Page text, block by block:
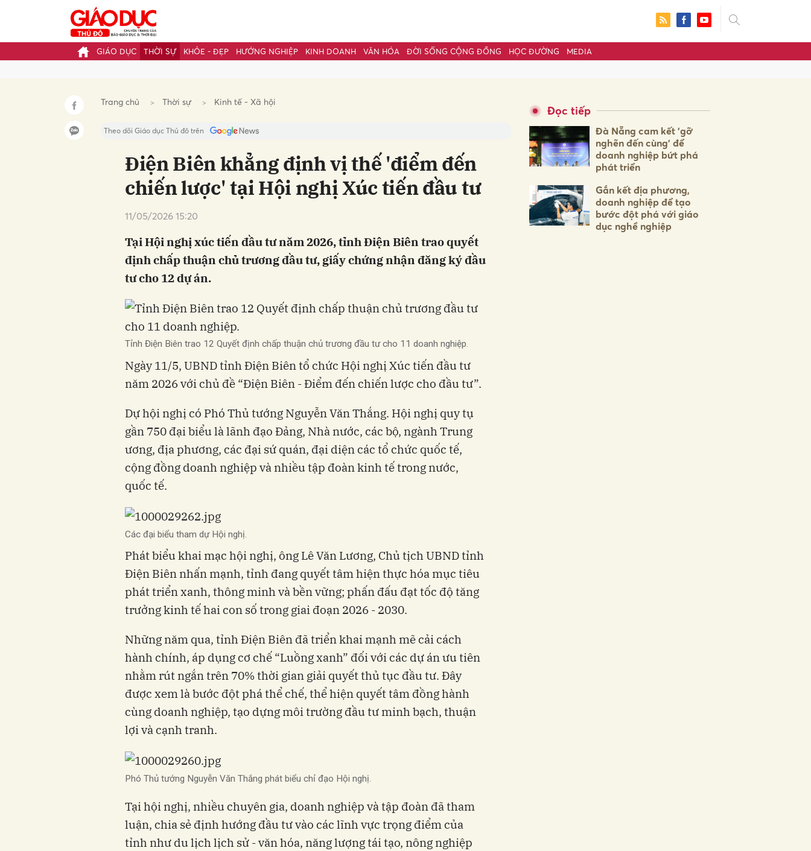
GIÁO DỤC THỜI SỰ KHỎE - ĐẸP HƯỚNG NGHIỆP KINH DOANH VĂN HÓA ĐỜI SỐNG CỘNG ĐỒNG HỌC ĐƯỜNG MEDIA
Trang chủ Thời sự Kinh tế - Xã hội
Theo dõi Giáo dục Thủ đô trên
Điện Biên khẳng định vị thế 'điểm đến
chiến lược' tại Hội nghị Xúc tiến đầu tư
11/05/2026 15:20
Tại Hội nghị xúc tiến đầu tư năm 2026, tỉnh Điện Biên trao quyết
định chấp thuận chủ trương đầu tư, giấy chứng nhận đăng ký đầu
tư cho 12 dự án.
Tỉnh Điện Biên trao 12 Quyết định chấp thuận chủ trương đầu tư cho 11 doanh nghiệp.
Ngày 11/5, UBND tỉnh Điện Biên tổ chức Hội nghị Xúc tiến đầu tư
năm 2026 với chủ đề “Điện Biên - Điểm đến chiến lược cho đầu tư”.
Dự hội nghị có Phó Thủ tướng Nguyễn Văn Thắng. Hội nghị quy tụ
gần 750 đại biểu là lãnh đạo Đảng, Nhà nước, các bộ, ngành Trung
ương, địa phương, các đại sứ quán, đại diện các tổ chức quốc tế,
cộng đồng doanh nghiệp và nhiều tập đoàn kinh tế trong nước,
quốc tế.
Các đại biểu tham dự Hội nghị.
Phát biểu khai mạc hội nghị, ông Lê Văn Lương, Chủ tịch UBND tỉnh
Điện Biên nhấn mạnh, tỉnh đang quyết tâm hiện thực hóa mục tiêu
phát triển xanh, thông minh và bền vững; phấn đấu đạt tốc độ tăng
trưởng kinh tế hai con số trong giai đoạn 2026 - 2030.
Những năm qua, tỉnh Điện Biên đã triển khai mạnh mẽ cải cách
hành chính, áp dụng cơ chế “Luồng xanh” đối với các dự án ưu tiên
nhằm rút ngắn trên 70% thời gian giải quyết thủ tục đầu tư. Đây
được xem là bước đột phá thể chế, thể hiện quyết tâm đồng hành
cùng doanh nghiệp, tạo dựng môi trường đầu tư minh bạch, thuận
lợi và cạnh tranh.
Phó Thủ tướng Nguyễn Văn Thắng phát biểu chỉ đạo Hội nghị.
Tại hội nghị, nhiều chuyên gia, doanh nghiệp và tập đoàn đã tham
luận, chia sẻ định hướng đầu tư vào các lĩnh vực trọng điểm của
tỉnh như du lịch lịch sử - văn hóa, năng lượng tái tạo, nông nghiệp
Đọc tiếp
Đà Nẵng cam kết 'gỡ
nghẽn đến cùng' để
doanh nghiệp bứt phá
phát triển
Gắn kết địa phương,
doanh nghiệp để tạo
bước đột phá với giáo
dục nghề nghiệp
Gửi bình luận
Gửi